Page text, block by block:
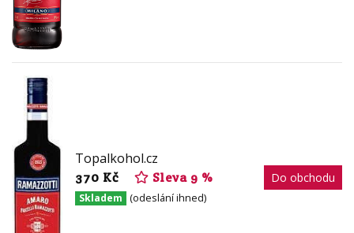
Topalkohol.cz
370 Kč Sleva 9 %
Skladem (odeslání ihned)
Do obchodu